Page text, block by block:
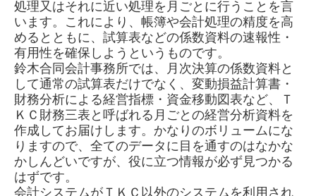
処理又はそれに近い処理を月ごとに行うことを言
います。これにより、帳簿や会計処理の精度を高
めるとともに、試算表などの係数資料の速報性・
有用性を確保しようというものです。
鈴木合同会計事務所では、月次決算の係数資料と
して通常の試算表だけでなく、変動損益計算書・
財務分析による経営指標・資金移動図表など、Ｔ
ＫＣ財務三表と呼ばれる月ごとの経営分析資料を
作成してお届けします。かなりのボリュームにな
りますので、全てのデータに目を通すのはなかな
かしんどいですが、役に立つ情報が必ず見つかる
はずです。
会計システムがＴＫＣ以外のシステムを利用され